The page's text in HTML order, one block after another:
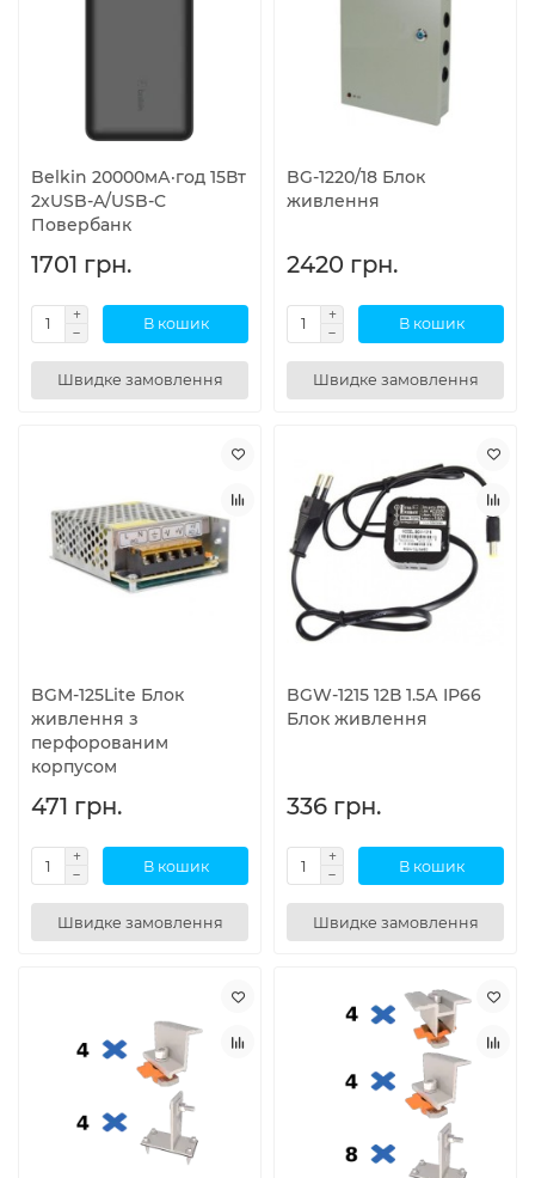
Belkin 20000мА·год 15Вт
2хUSB-A/USB-C
Повербанк
1701 грн.
В кошик
Швидке замовлення
BG-1220/18 Блок
живлення
2420 грн.
В кошик
Швидке замовлення
BGM-125Lite Блок
живлення з
перфорованим
корпусом
471 грн.
В кошик
Швидке замовлення
BGW-1215 12В 1.5А IP66
Блок живлення
336 грн.
В кошик
Швидке замовлення